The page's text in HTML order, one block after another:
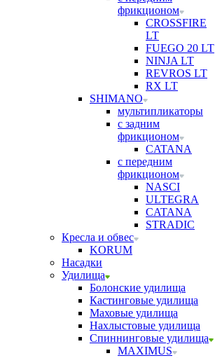
фрикционом
CROSSFIRE
LT
FUEGO 20 LT
NINJA LT
REVROS LT
RX LT
SHIMANO
мультипликаторы
с задним
фрикционом
CATANA
с передним
фрикционом
NASCI
ULTEGRA
CATANA
STRADIC
Кресла и обвес
KORUM
Насадки
Удилища
Болонские удилища
Кастинговые удилища
Маховые удилища
Нахлыстовые удилища
Спиннинговые удилища
MAXIMUS